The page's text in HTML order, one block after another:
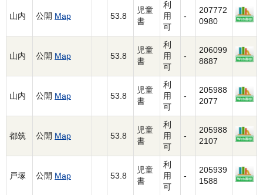
山内 公開 Map 53.8
児童
書
利
用
可
-
207772
0980
山内 公開 Map 53.8
児童
書
利
用
可
-
206099
8887
山内 公開 Map 53.8
児童
書
利
用
可
-
205988
2077
都筑 公開 Map 53.8
児童
書
利
用
可
-
205988
2107
戸塚 公開 Map 53.8
児童
書
利
用
可
-
205939
1588